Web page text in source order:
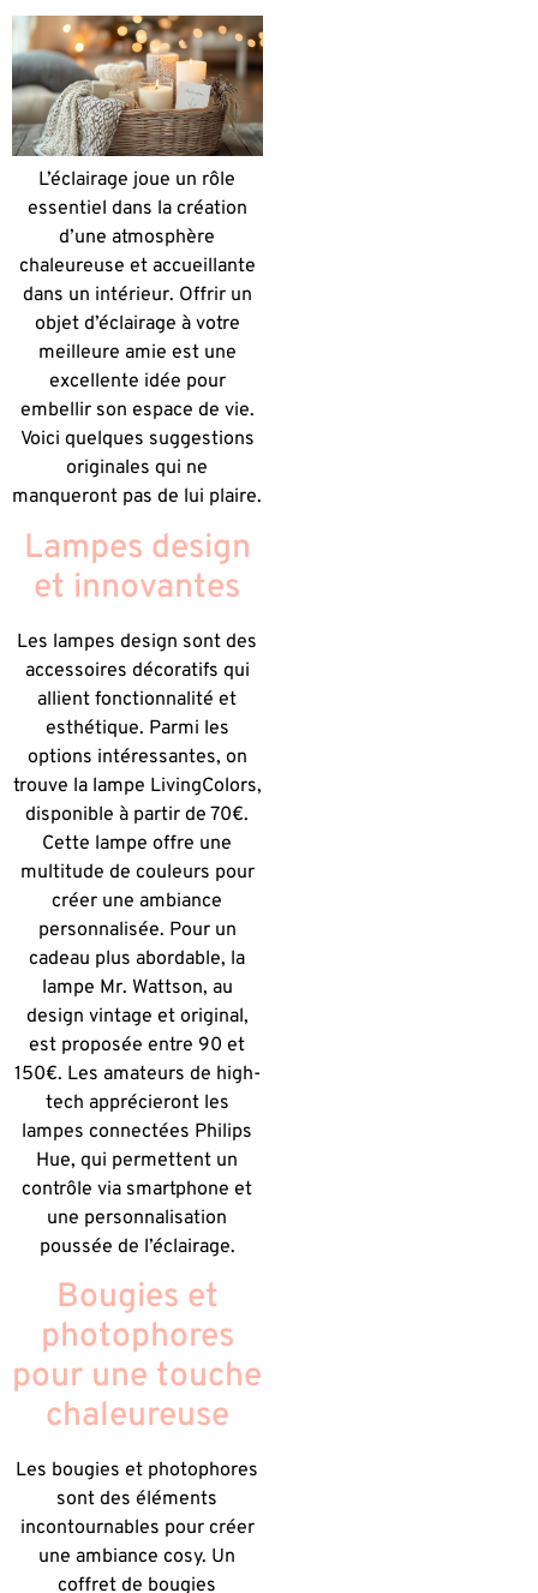
L’éclairage joue un rôle
essentiel dans la création
d’une atmosphère
chaleureuse et accueillante
dans un intérieur. Offrir un
objet d’éclairage à votre
meilleure amie est une
excellente idée pour
embellir son espace de vie.
Voici quelques suggestions
originales qui ne
manqueront pas de lui plaire.
Lampes design
et innovantes
Les lampes design sont des
accessoires décoratifs qui
allient fonctionnalité et
esthétique. Parmi les
options intéressantes, on
trouve la lampe LivingColors,
disponible à partir de 70€.
Cette lampe offre une
multitude de couleurs pour
créer une ambiance
personnalisée. Pour un
cadeau plus abordable, la
lampe Mr. Wattson, au
design vintage et original,
est proposée entre 90 et
150€. Les amateurs de high-
tech apprécieront les
lampes connectées Philips
Hue, qui permettent un
contrôle via smartphone et
une personnalisation
poussée de l’éclairage.
Bougies et
photophores
pour une touche
chaleureuse
Les bougies et photophores
sont des éléments
incontournables pour créer
une ambiance cosy. Un
coffret de bougies